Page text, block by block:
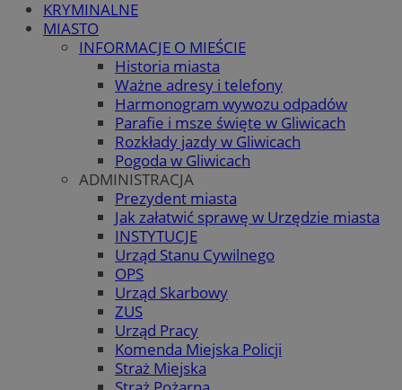
KRYMINALNE
MIASTO
INFORMACJE O MIEŚCIE
Historia miasta
Ważne adresy i telefony
Harmonogram wywozu odpadów
Parafie i msze święte w Gliwicach
Rozkłady jazdy w Gliwicach
Pogoda w Gliwicach
ADMINISTRACJA
Prezydent miasta
Jak załatwić sprawę w Urzędzie miasta
INSTYTUCJE
Urząd Stanu Cywilnego
OPS
Urząd Skarbowy
ZUS
Urząd Pracy
Komenda Miejska Policji
Straż Miejska